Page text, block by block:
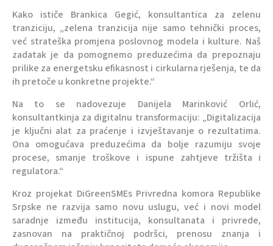
Kako ističe Brankica Gegić, konsultantica za zelenu
tranziciju, „zelena tranzicija nije samo tehnički proces,
već strateška promjena poslovnog modela i kulture. Naš
zadatak je da pomognemo preduzećima da prepoznaju
prilike za energetsku efikasnost i cirkularna rješenja, te da
ih pretoče u konkretne projekte.“
Na to se nadovezuje Danijela Marinković Orlić,
konsultantkinja za digitalnu transformaciju: „Digitalizacija
je ključni alat za praćenje i izvještavanje o rezultatima.
Ona omogućava preduzećima da bolje razumiju svoje
procese, smanje troškove i ispune zahtjeve tržišta i
regulatora.“
Kroz projekat DiGreenSMEs Privredna komora Republike
Srpske ne razvija samo novu uslugu, već i novi model
saradnje između institucija, konsultanata i privrede,
zasnovan na praktičnoj podršci, prenosu znanja i